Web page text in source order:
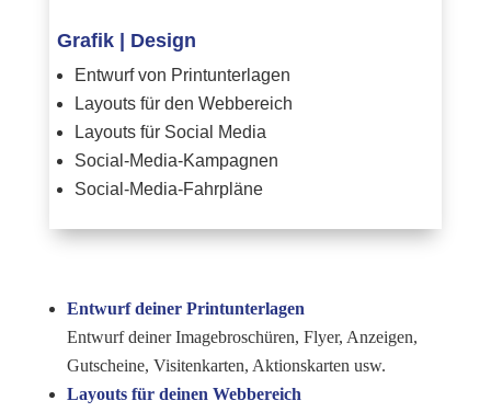
Grafik | Design
Entwurf von Printunterlagen
Layouts für den Webbereich
Layouts für Social Media
Social-Media-Kampagnen
Social-Media-Fahrpläne
Entwurf deiner Printunterlagen
Entwurf deiner Imagebroschüren, Flyer, Anzeigen,
Gutscheine, Visitenkarten, Aktionskarten usw.
Layouts für deinen Webbereich